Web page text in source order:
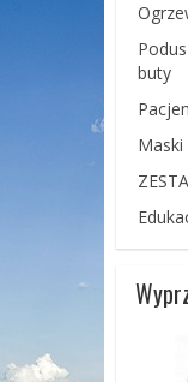
buty